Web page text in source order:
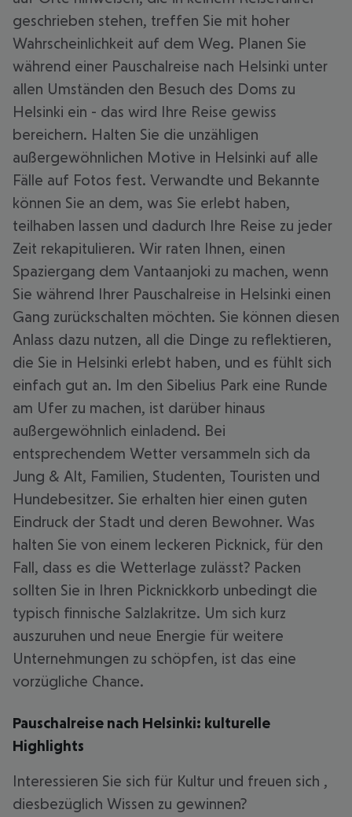
geschrieben stehen, treffen Sie mit hoher
Wahrscheinlichkeit auf dem Weg. Planen Sie
während einer Pauschalreise nach Helsinki unter
allen Umständen den Besuch des Doms zu
Helsinki ein - das wird Ihre Reise gewiss
bereichern. Halten Sie die unzähligen
außergewöhnlichen Motive in Helsinki auf alle
Fälle auf Fotos fest. Verwandte und Bekannte
können Sie an dem, was Sie erlebt haben,
teilhaben lassen und dadurch Ihre Reise zu jeder
Zeit rekapitulieren. Wir raten Ihnen, einen
Spaziergang dem Vantaanjoki zu machen, wenn
Sie während Ihrer Pauschalreise in Helsinki einen
Gang zurückschalten möchten. Sie können diesen
Anlass dazu nutzen, all die Dinge zu reflektieren,
die Sie in Helsinki erlebt haben, und es fühlt sich
einfach gut an. Im den Sibelius Park eine Runde
am Ufer zu machen, ist darüber hinaus
außergewöhnlich einladend. Bei
entsprechendem Wetter versammeln sich da
Jung & Alt, Familien, Studenten, Touristen und
Hundebesitzer. Sie erhalten hier einen guten
Eindruck der Stadt und deren Bewohner. Was
halten Sie von einem leckeren Picknick, für den
Fall, dass es die Wetterlage zulässt? Packen
sollten Sie in Ihren Picknickkorb unbedingt die
typisch finnische Salzlakritze. Um sich kurz
auszuruhen und neue Energie für weitere
Unternehmungen zu schöpfen, ist das eine
vorzügliche Chance.
Pauschalreise nach Helsinki: kulturelle
Highlights
Interessieren Sie sich für Kultur und freuen sich ,
diesbezüglich Wissen zu gewinnen?